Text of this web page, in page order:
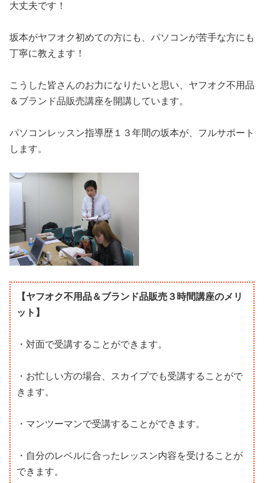
大丈夫です！
坂本がヤフオク初めての方にも、パソコンが苦手な方にも
丁寧に教えます！
こうした皆さんのお力になりたいと思い、ヤフオク不用品
＆ブランド品販売講座を開講しています。
パソコンレッスン指導歴１３年間の坂本が、フルサポート
します。
【ヤフオク不用品＆ブランド品販売３時間講座のメリ
ット】
・対面で受講することができます。
・お忙しい方の場合、スカイプでも受講することがで
きます。
・マンツーマンで受講することができます。
・自分のレベルに合ったレッスン内容を受けることが
できます。